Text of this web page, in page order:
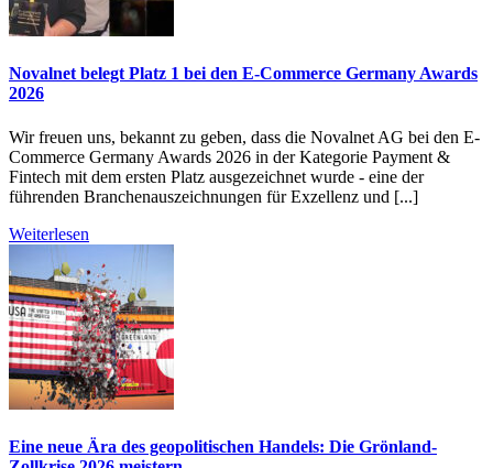
Novalnet belegt Platz 1 bei den E-Commerce Germany Awards
2026
Wir freuen uns, bekannt zu geben, dass die Novalnet AG bei den E-
Commerce Germany Awards 2026 in der Kategorie Payment &
Fintech mit dem ersten Platz ausgezeichnet wurde - eine der
führenden Branchenauszeichnungen für Exzellenz und [...]
Weiterlesen
Eine neue Ära des geopolitischen Handels: Die Grönland-